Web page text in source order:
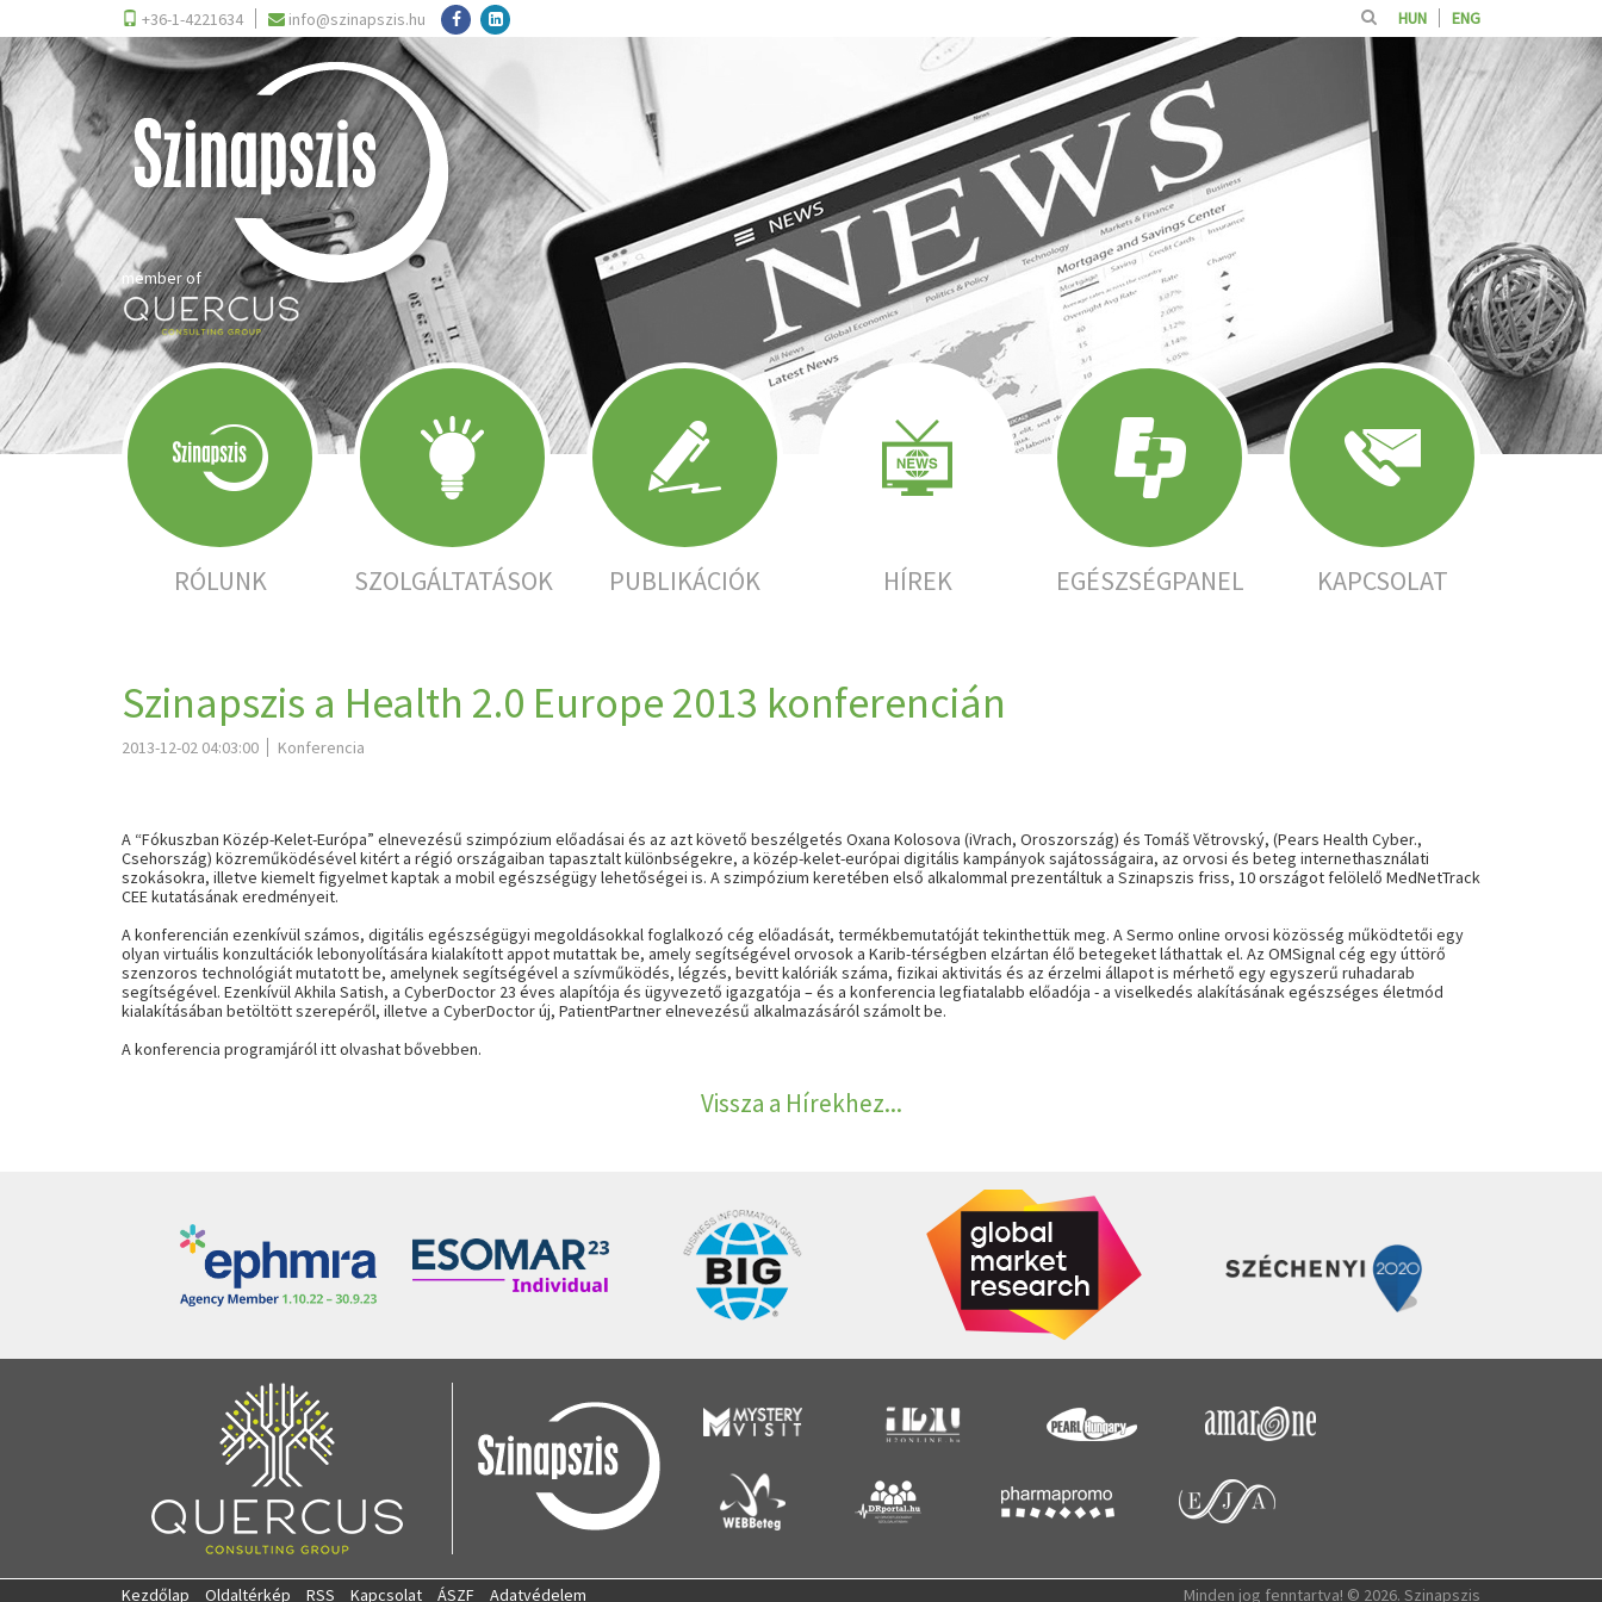
+36-1-4221634 info@szinapszis.hu HUN ENG
member of
RÓLUNK SZOLGÁLTATÁSOK PUBLIKÁCIÓK HÍREK EGÉSZSÉGPANEL KAPCSOLAT
Szinapszis a Health 2.0 Europe 2013 konferencián
2013-12-02 04:03:00 Konferencia
A “Fókuszban Közép-Kelet-Európa” elnevezésű szimpózium előadásai és az azt követő beszélgetés Oxana Kolosova (iVrach, Oroszország) és Tomáš Větrovský, (Pears Health Cyber.,
Csehország) közreműködésével kitért a régió országaiban tapasztalt különbségekre, a közép-kelet-európai digitális kampányok sajátosságaira, az orvosi és beteg internethasználati
szokásokra, illetve kiemelt figyelmet kaptak a mobil egészségügy lehetőségei is. A szimpózium keretében első alkalommal prezentáltuk a Szinapszis friss, 10 országot felölelő MedNetTrack
CEE kutatásának eredményeit.
A konferencián ezenkívül számos, digitális egészségügyi megoldásokkal foglalkozó cég előadását, termékbemutatóját tekinthettük meg. ASermo online orvosi közösség működtetői egy
olyan virtuális konzultációk lebonyolítására kialakított appot mutattak be, amely segítségével orvosok a Karib-térségben elzártan élő betegeket láthattak el. AzOMSignalcég egy úttörő
szenzoros technológiát mutatott be, amelynek segítségével a szívműködés, légzés, bevitt kalóriák száma, fizikai aktivitás és az érzelmi állapot is mérhető egy egyszerű ruhadarab
segítségével. Ezenkívül Akhila Satish, a CyberDoctor 23 éves alapítója és ügyvezető igazgatója – és a konferencia legfiatalabb előadója - a viselkedés alakításának egészséges életmód
kialakításában betöltött szerepéről, illetve a CyberDoctor új, PatientPartnerelnevezésű alkalmazásáról számolt be.
A konferencia programjárólittolvashat bővebben.
Vissza a Hírekhez...
Kezdőlap Oldaltérkép RSS Kapcsolat ÁSZF Adatvédelem Minden jog fenntartva! © 2026. Szinapszis